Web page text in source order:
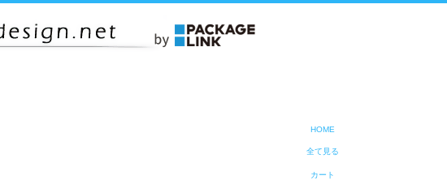
HOME
全て見る
カート